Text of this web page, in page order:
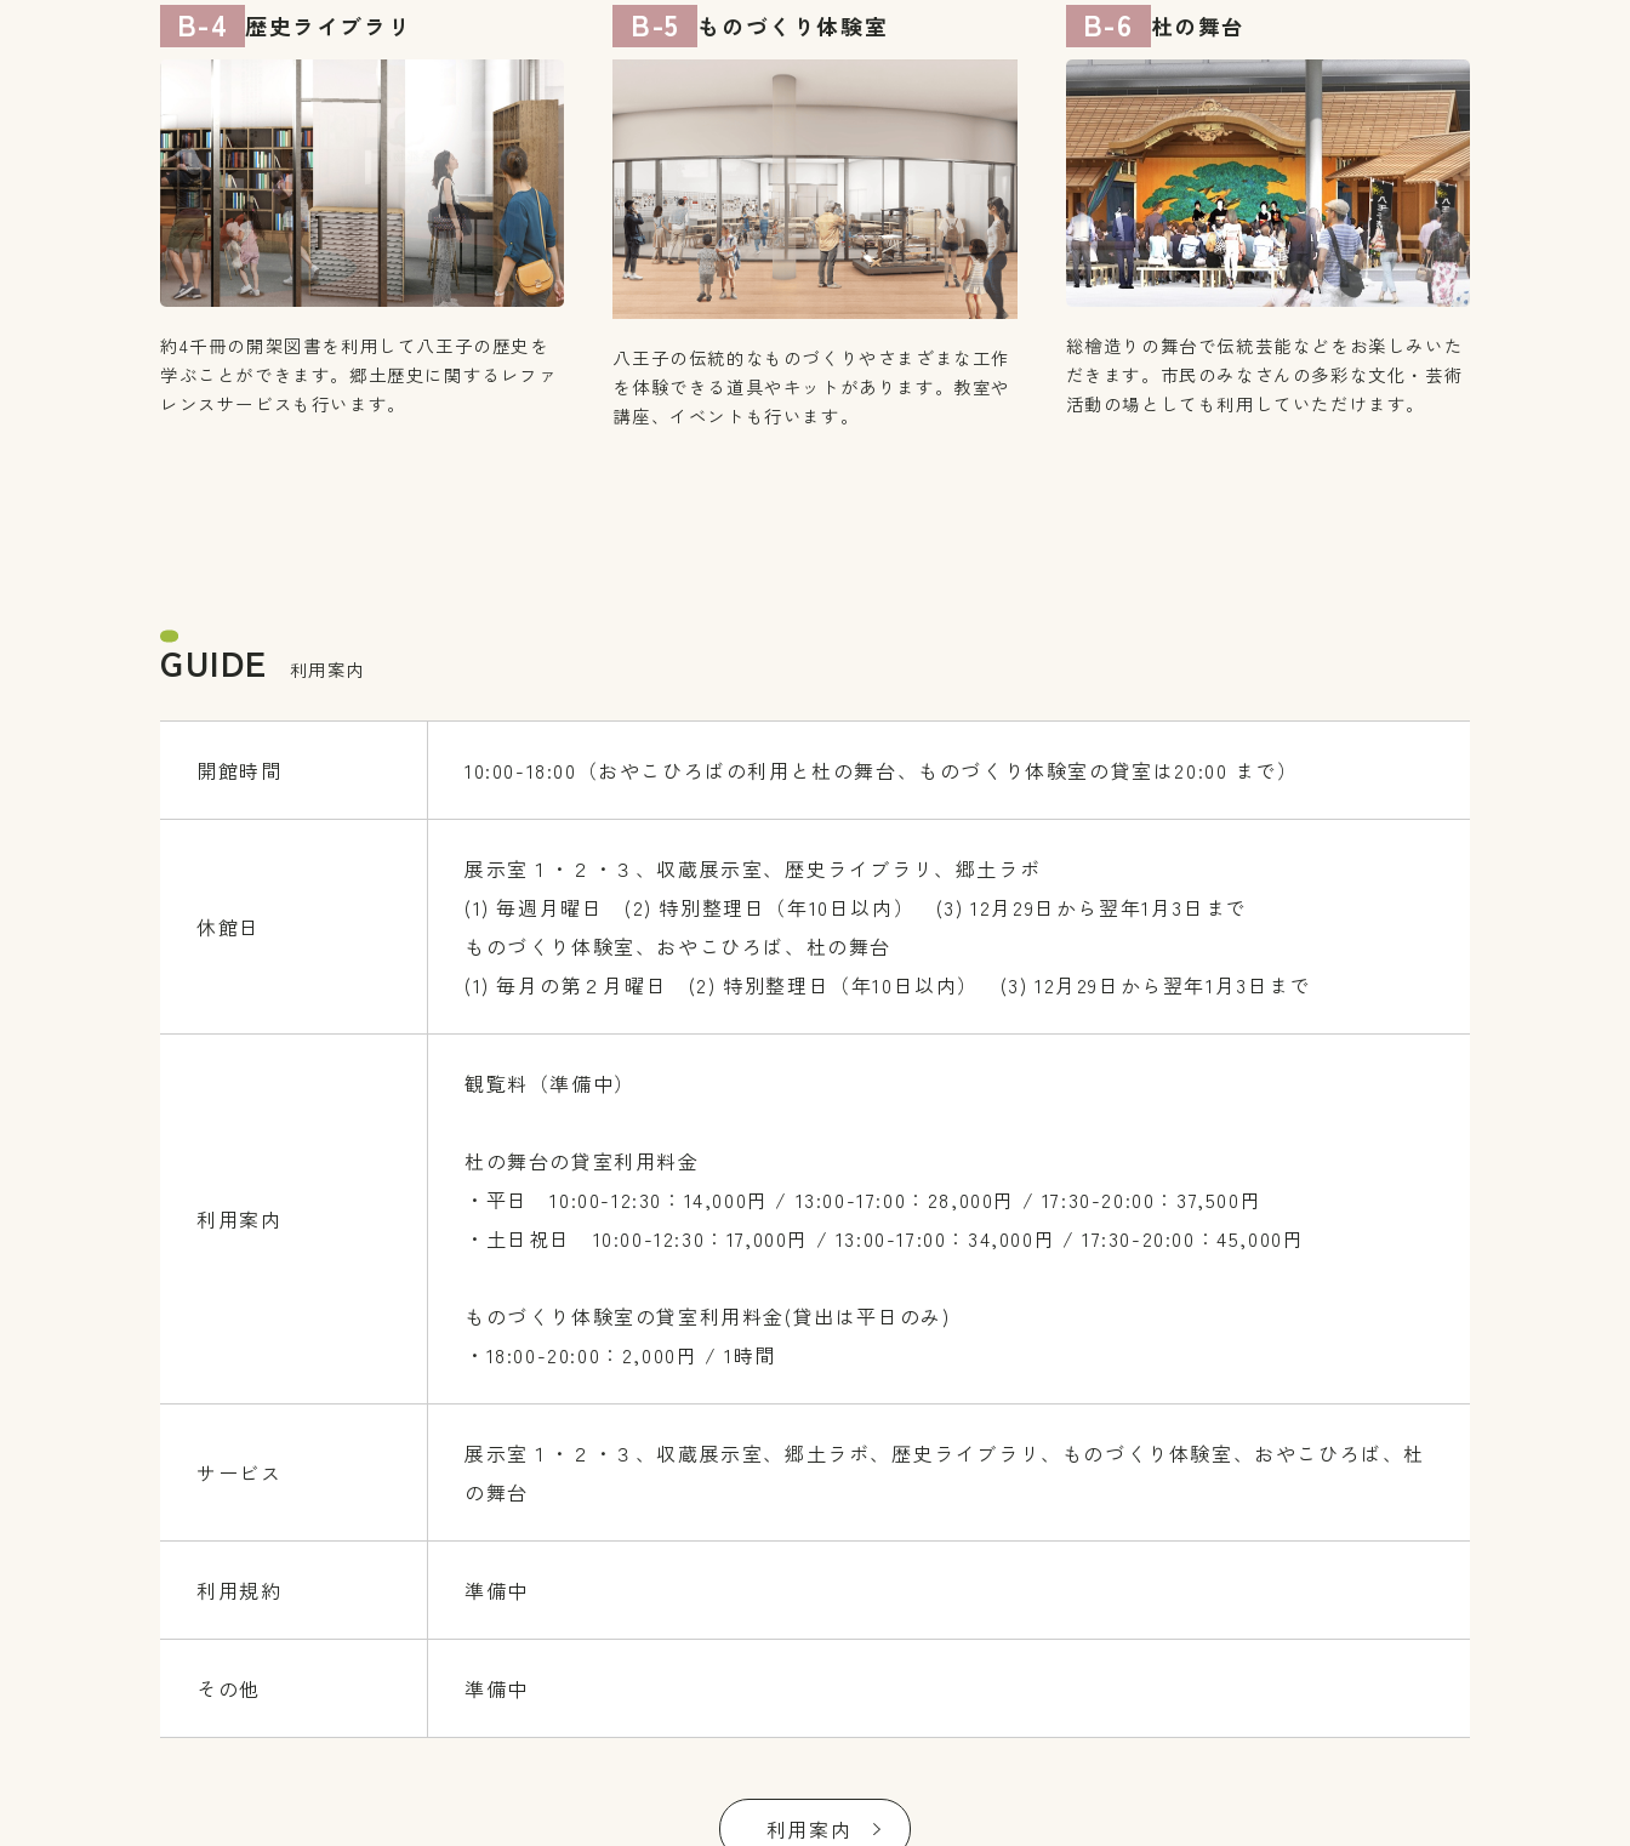
B-4 歴史ライブラリ
約4千冊の開架図書を利用して八王子の歴史を
学ぶことができます。郷土歴史に関するレファ
レンスサービスも行います。
B-5 ものづくり体験室
八王子の伝統的なものづくりやさまざまな工作
を体験できる道具やキットがあります。教室や
講座、イベントも行います。
B-6 杜の舞台
総檜造りの舞台で伝統芸能などをお楽しみいた
だきます。市民のみなさんの多彩な文化・芸術
活動の場としても利用していただけます。
GUIDE 利用案内
開館時間 10:00-18:00（おやこひろばの利用と杜の舞台、ものづくり体験室の貸室は20:00 まで）
休館日
展示室１・２・３、収蔵展示室、歴史ライブラリ、郷土ラボ
(1) 毎週月曜日 (2) 特別整理日（年10日以内） (3) 12月29日から翌年1月3日まで
ものづくり体験室、おやこひろば、杜の舞台
(1) 毎月の第２月曜日 (2) 特別整理日（年10日以内） (3) 12月29日から翌年1月3日まで
利用案内
観覧料（準備中）
杜の舞台の貸室利用料金
・平日 10:00-12:30：14,000円 / 13:00-17:00：28,000円 / 17:30-20:00：37,500円
・土日祝日 10:00-12:30：17,000円 / 13:00-17:00：34,000円 / 17:30-20:00：45,000円
ものづくり体験室の貸室利用料金(貸出は平日のみ)
・18:00-20:00：2,000円 / 1時間
サービス
展示室１・２・３、収蔵展示室、郷土ラボ、歴史ライブラリ、ものづくり体験室、おやこひろば、杜
の舞台
利用規約 準備中
その他 準備中
利用案内